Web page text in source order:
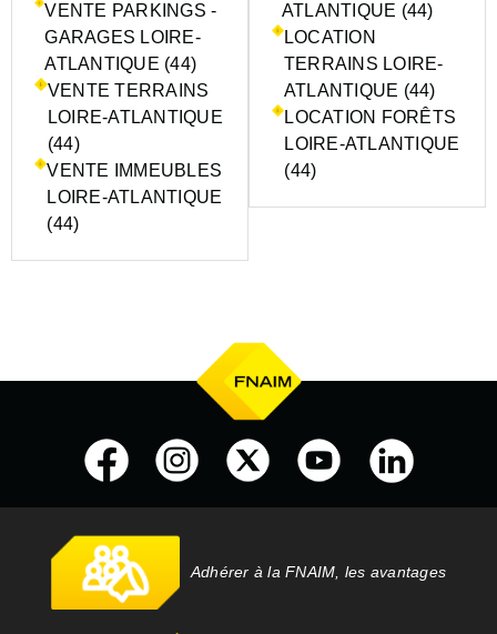
VENTE PARKINGS -
GARAGES LOIRE-
ATLANTIQUE (44)
VENTE TERRAINS
LOIRE-ATLANTIQUE
(44)
VENTE IMMEUBLES
LOIRE-ATLANTIQUE
(44)
ATLANTIQUE (44)
LOCATION
TERRAINS LOIRE-
ATLANTIQUE (44)
LOCATION FORÊTS
LOIRE-ATLANTIQUE
(44)
Adhérer à la FNAIM, les avantages